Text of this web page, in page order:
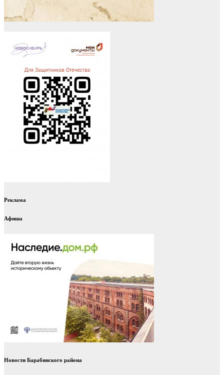
Реклама
Афиша
Новости Барабинского района